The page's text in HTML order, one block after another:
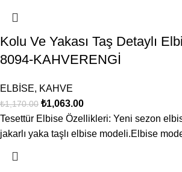
Kolu Ve Yakası Taş Detaylı
8094-KAHVERENGİ
ELBİSE, KAHVE
₺1,170.00 ₺1,063.00
Tesettür Elbise Özellikleri: Yeni sezon
jakarlı yaka taşlı elbise modeli.Elbise